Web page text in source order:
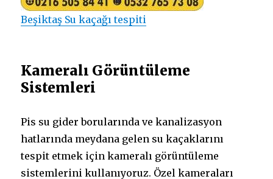
Beşiktaş Su kaçağı tespiti
Kameralı Görüntüleme
Sistemleri
Pis su gider borularında ve kanalizasyon
hatlarında meydana gelen su kaçaklarını
tespit etmek için kameralı görüntüleme
sistemlerini kullanıyoruz. Özel kameraları